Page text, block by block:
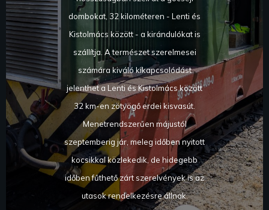
dombokat, 32 kilométeren - Lenti és
Kistolmács között - a kirándulókat is
szállítja. A természet szerelmesei
számára kiváló kikapcsolódást
jelenthet a Lenti és Kistolmács között
32 km-en zötyögő erdei kisvasút.
Menetrendszerűen májustól
szeptemberig jár, meleg időben nyitott
kocsikkal közlekedik, de hidegebb
időben fűthető zárt szerelvények is az
utasok rendelkezésre állnak.